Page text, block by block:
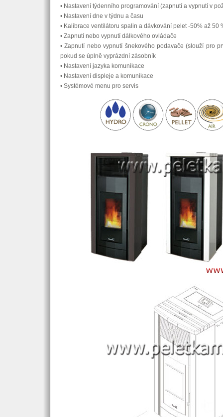
• Nastavení týdenního programování (zapnutí a vypnutí v
• Nastavení dne v týdnu a času
• Kalibrace ventilátoru spalin a dávkování pelet -50% až 50
• Zapnutí nebo vypnutí dálkového ovládače
• Zapnutí nebo vypnutí šnekového podavače (slouží pro
pokud se úplně vyprázdní zásobník
• Nastavení jazyka komunikace
• Nastavení displeje a komunikace
• Systémové menu pro servis